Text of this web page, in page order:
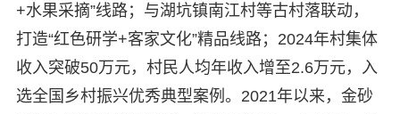
+水果采摘”线路；与湖坑镇南江村等古村落联动，
打造“红色研学+客家文化”精品线路；2024年村集体
收入突破50万元，村民人均年收入增至2.6万元，入
选全国乡村振兴优秀典型案例。2021年以来，金砂